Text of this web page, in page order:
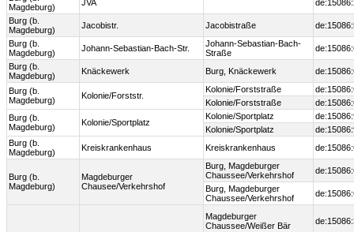
Magdeburg)
JVA
Burg (b.
Magdeburg)
Jacobistr. Jacobistraße
Burg (b.
Magdeburg)
Johann-Sebastian-Bach-Str.
Johann-Sebastian-Bach-
Straße
Burg (b.
Magdeburg)
Knäckewerk Burg, Knäckewerk
Burg (b.
Magdeburg)
Kolonie/Forststr.
Kolonie/Forststraße
Kolonie/Forststraße
Burg (b.
Magdeburg)
Kolonie/Sportplatz
Kolonie/Sportplatz
Kolonie/Sportplatz
Burg (b.
Magdeburg)
Kreiskrankenhaus Kreiskrankenhaus
Burg (b.
Magdeburg)
Magdeburger
Chausee/Verkehrshof
Burg, Magdeburger
Chaussee/Verkehrshof
Burg, Magdeburger
Chaussee/Verkehrshof
Magdeburger
Chaussee/Weißer Bär